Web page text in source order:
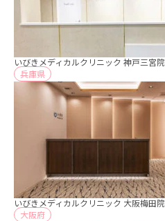
いびきメディカルクリニック 神戸三宮院
兵庫県
いびきメディカルクリニック 大阪梅田院
大阪府